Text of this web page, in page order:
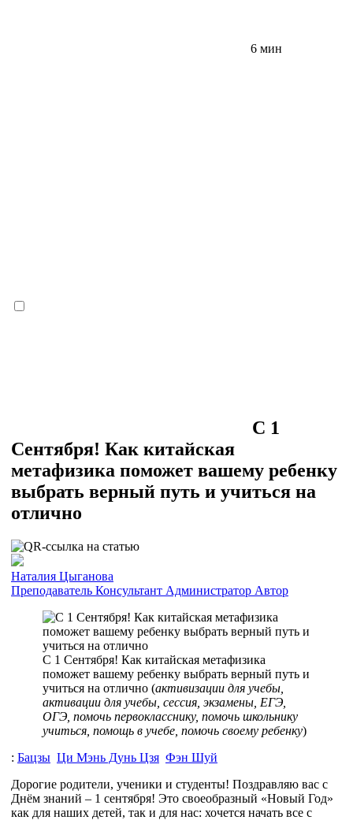
6 мин
С 1
Сентября! Как китайская
метафизика поможет вашему ребенку
выбрать верный путь и учиться на
отлично
Наталия Цыганова
Преподаватель Консультант Администратор Автор
С 1 Сентября! Как китайская метафизика
поможет вашему ребенку выбрать верный путь и
учиться на отлично (активизации для учебы,
активации для учебы, сессия, экзамены, ЕГЭ,
ОГЭ, помочь первокласснику, помочь школьнику
учиться, помощь в учебе, помочь своему ребенку)
: Бацзы Ци Мэнь Дунь Цзя Фэн Шуй
Дорогие родители, ученики и студенты! Поздравляю вас с
Днём знаний – 1 сентября! Это своеобразный «Новый Год»
как для наших детей, так и для нас: хочется начать все с